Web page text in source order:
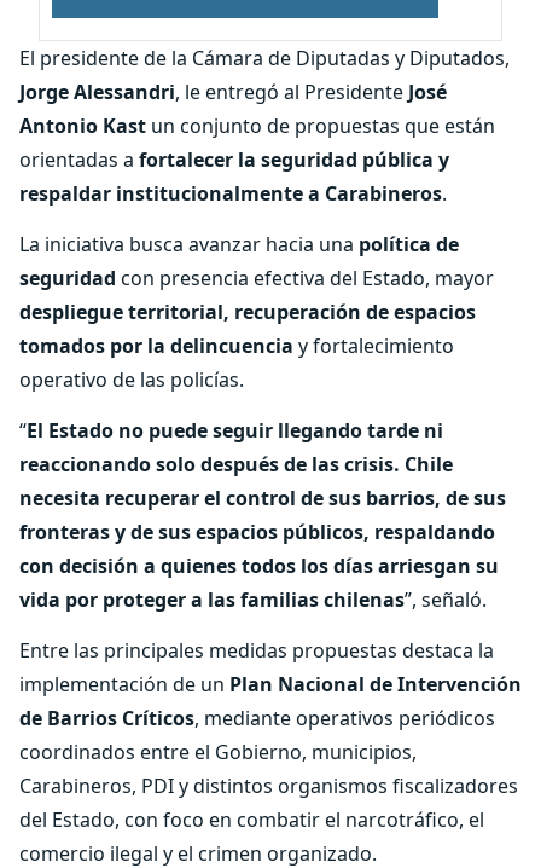
El presidente de la Cámara de Diputadas y Diputados,
Jorge Alessandri, le entregó al Presidente José
Antonio Kast un conjunto de propuestas que están
orientadas a fortalecer la seguridad pública y
respaldar institucionalmente a Carabineros.
La iniciativa busca avanzar hacia una política de
seguridad con presencia efectiva del Estado, mayor
despliegue territorial, recuperación de espacios
tomados por la delincuencia y fortalecimiento
operativo de las policías.
“El Estado no puede seguir llegando tarde ni
reaccionando solo después de las crisis. Chile
necesita recuperar el control de sus barrios, de sus
fronteras y de sus espacios públicos, respaldando
con decisión a quienes todos los días arriesgan su
vida por proteger a las familias chilenas”, señaló.
Entre las principales medidas propuestas destaca la
implementación de un Plan Nacional de Intervención
de Barrios Críticos, mediante operativos periódicos
coordinados entre el Gobierno, municipios,
Carabineros, PDI y distintos organismos fiscalizadores
del Estado, con foco en combatir el narcotráfico, el
comercio ilegal y el crimen organizado.